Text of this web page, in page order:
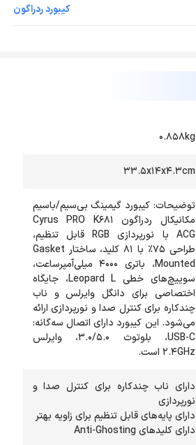
کیبورد ردراگون
0.858kg
33.5x14x4.3cm
توضیحات: کیبورد گیمینگ بی‌سیم/باسیم
مکانیکال ردراگون Cyrus PRO K681
ACG با نورپردازی RGB قابل تنظیم،
طراحی 75٪ با 81 کلید، ساختار Gasket
Mounted، باتری 4000 میلی‌آمپرساعت،
سوییچ‌های خطی Leopard L، جایگاه
اختصاصی برای دانگل وایرلس و ناب
چندکاره برای کنترل صدا و نورپردازی ارائه
می‌شود. این کیبورد دارای اتصال سه‌گانه:
USB-C، بلوتوث 3.0/5.0، وایرلس
2.4GHz است.
دارای ناب چندکاره برای کنترل صدا و
نورپردازی
دارای کلیدهای Anti-Ghosting